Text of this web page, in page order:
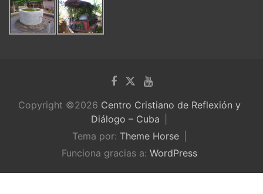
Copyright ©2026 Centro Cristiano de Reflexión y
Diálogo – Cuba
Tema por: Theme Horse
Funciona gracias a: WordPress